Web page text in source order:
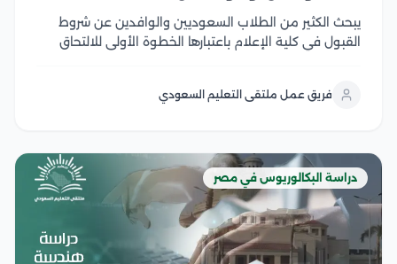
يبحث الكثير من الطلاب السعوديين والوافدين عن شروط
القبول في كلية الإعلام باعتبارها الخطوة الأولى للالتحاق
الأكاديمية، والتدريب العملي، والشهادات المعترف بها، مع...
فريق عمل ملتقى التعليم السعودي
دراسة البكالوريوس في مصر